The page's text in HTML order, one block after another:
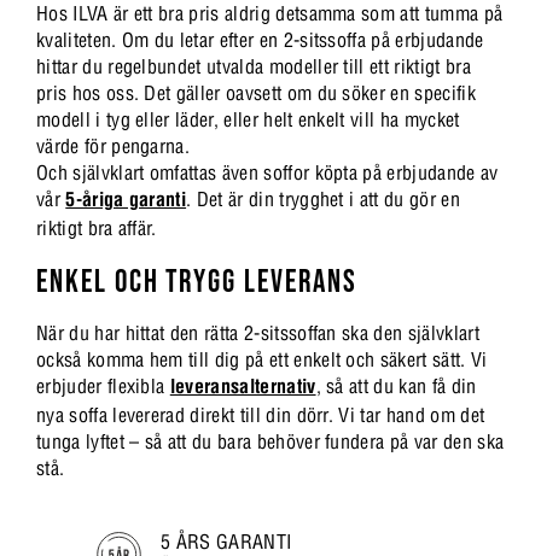
Hos ILVA är ett bra pris aldrig detsamma som att tumma på
kvaliteten. Om du letar efter en 2-sitssoffa på erbjudande
hittar du regelbundet utvalda modeller till ett riktigt bra
pris hos oss. Det gäller oavsett om du söker en specifik
modell i tyg eller läder, eller helt enkelt vill ha mycket
värde för pengarna.
Och självklart omfattas även soffor köpta på erbjudande av
vår5-åriga garanti. Det är din trygghet i att du gör en
riktigt bra affär.
ENKEL OCH TRYGG LEVERANS
När du har hittat den rätta 2-sitssoffan ska den självklart
också komma hem till dig på ett enkelt och säkert sätt. Vi
erbjuder flexibla leveransalternativ, så att du kan få din
nya soffa levererad direkt till din dörr. Vi tar hand om det
tunga lyftet – så att du bara behöver fundera på var den ska
stå.
5 ÅRS GARANTI